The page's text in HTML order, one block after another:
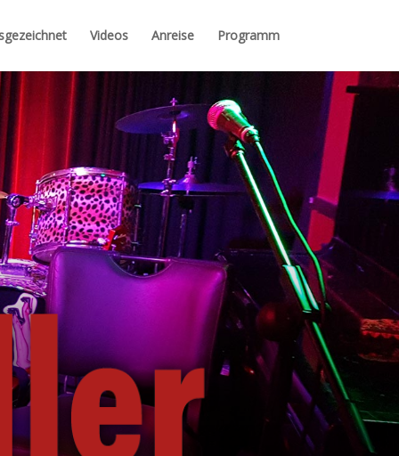
Videos Anreise Programm